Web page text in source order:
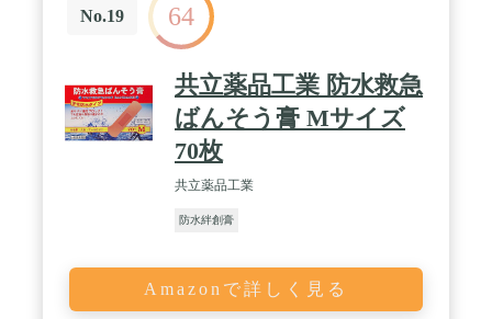
No.19 64
共立薬品工業 防水救急
ばんそう膏 Mサイズ
70枚
共立薬品工業
防水絆創膏
Amazonで詳しく見る